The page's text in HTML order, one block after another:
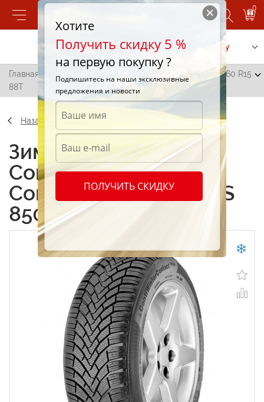
0
Позвонить Заказать услугу
Главная /
Continental ContiWinterContact TS 850 195/60 R15
88T
Назад
Зимние шины
Continental
ContiWinterContact TS
850 195/60 R15 88T
Хотите
Получить скидку 5 %
на первую покупку ?
Подпишитесь на наши эксклюзивные
предложения и новости
ПОЛУЧИТЬ СКИДКУ